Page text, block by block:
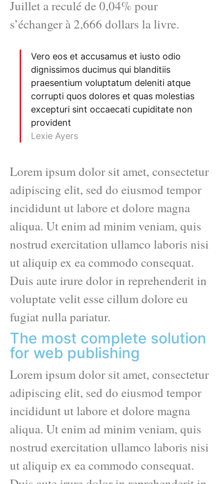
Juillet a reculé de 0,04% pour
s’échanger à 2,666 dollars la livre.
Vero eos et accusamus et iusto odio
dignissimos ducimus qui blanditiis
praesentium voluptatum deleniti atque
corrupti quos dolores et quas molestias
excepturi sint occaecati cupiditate non
provident
Lexie Ayers
Lorem ipsum dolor sit amet, consectetur
adipiscing elit, sed do eiusmod tempor
incididunt ut labore et dolore magna
aliqua. Ut enim ad minim veniam, quis
nostrud exercitation ullamco laboris nisi
ut aliquip ex ea commodo consequat.
Duis aute irure dolor in reprehenderit in
voluptate velit esse cillum dolore eu
fugiat nulla pariatur.
The most complete solution
for web publishing
Lorem ipsum dolor sit amet, consectetur
adipiscing elit, sed do eiusmod tempor
incididunt ut labore et dolore magna
aliqua. Ut enim ad minim veniam, quis
nostrud exercitation ullamco laboris nisi
ut aliquip ex ea commodo consequat.